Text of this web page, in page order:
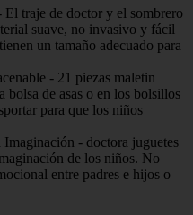
traje de doctor y el sombrero
suave, no invasivo y fácil
un tamaño adecuado para
- 21 piezas maletin
bolsa de asas o en los bolsillos
para que los niños
- doctora juguetes
de los niños. No
entre padres e hijos o